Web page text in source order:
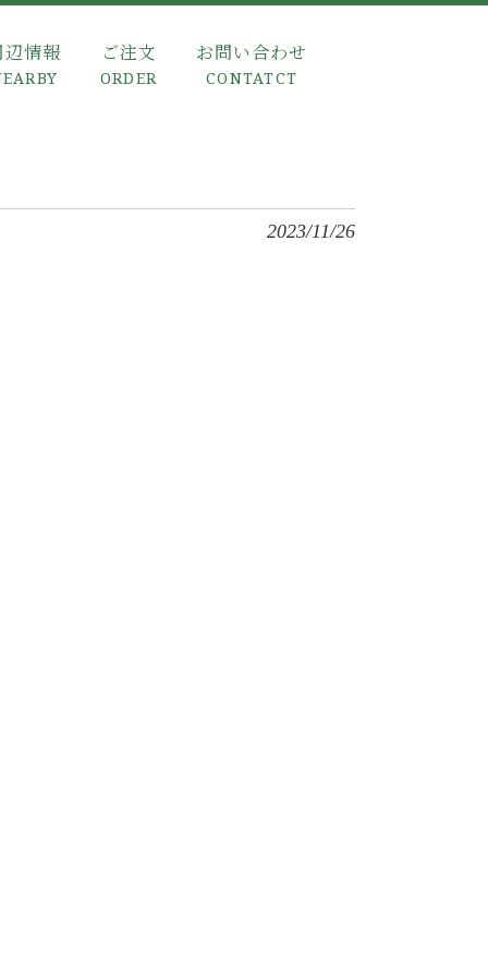
辺情報 ご注文
ORDER
お問い合わせ
CONTATCT
2023/11/26